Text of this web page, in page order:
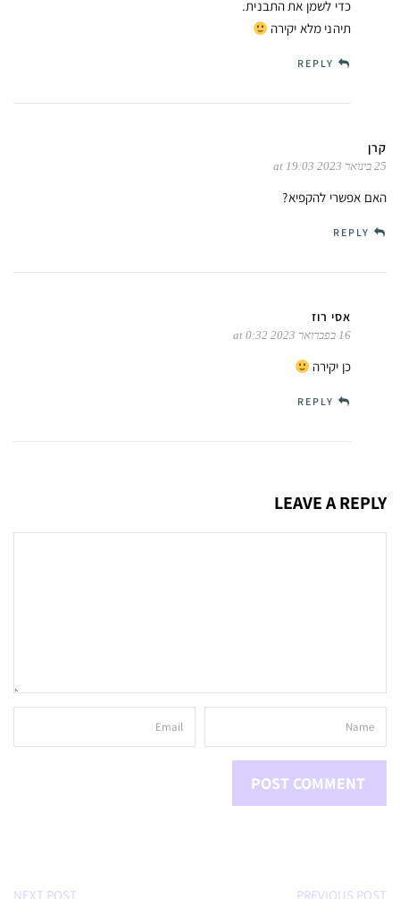
כדי לשמן את התבנית.
תיהני מלא יקירה
REPLY
קרן
25 בינואר 2023 at 19:03
האם אפשרי להקפיא?
REPLY
אסי רוז
16 בפברואר 2023 at 0:32
כן יקירה
REPLY
LEAVE A REPLY
PREVIOUS POST
NEXT POST